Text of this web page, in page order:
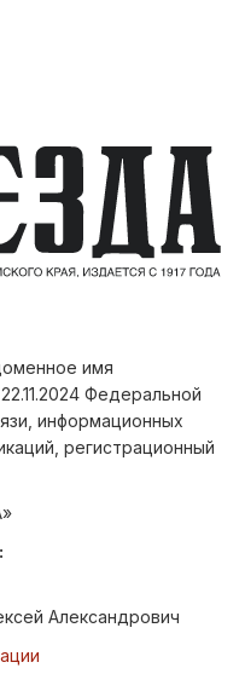
имя
Федеральной
информационных
регистрационный
Александрович